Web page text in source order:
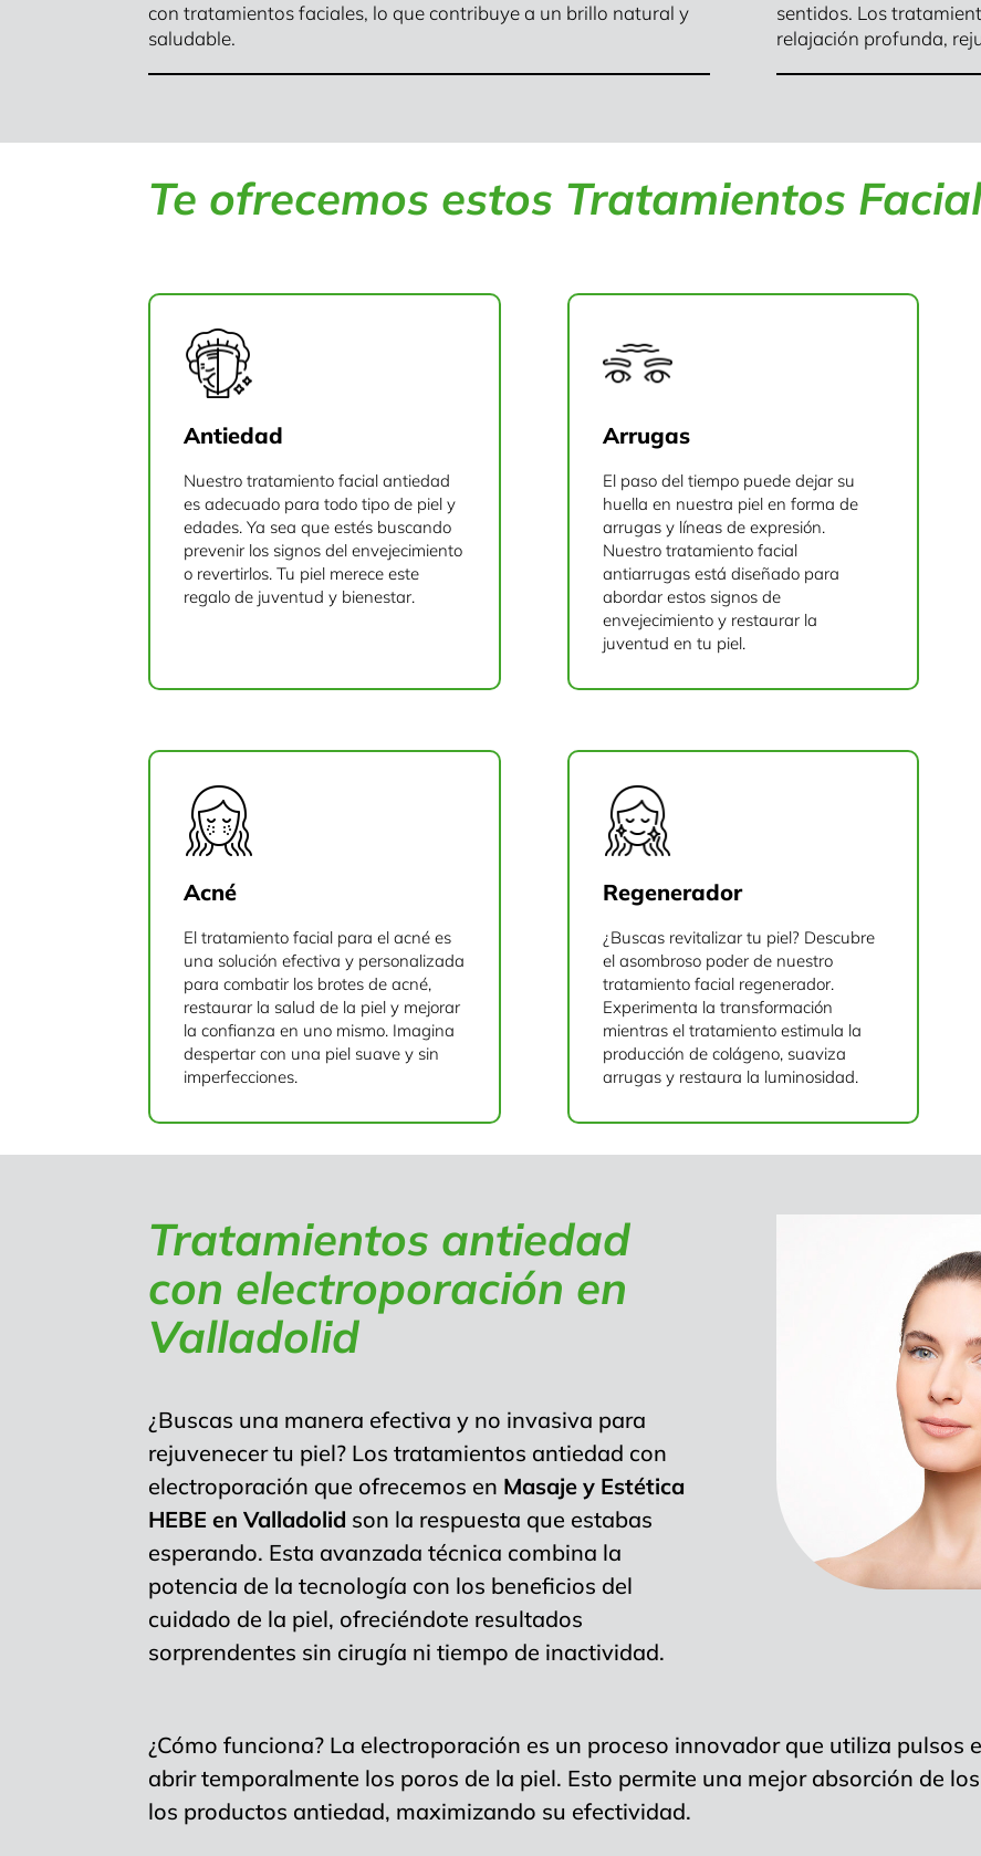
con tratamientos faciales, lo que contribuye a un brillo natural y
saludable.
sentidos. Los
relajación profunda,
Te ofrecemos estos Tratamientos
Antiedad
Nuestro tratamiento facial antiedad
es adecuado para todo tipo de piel y
edades. Ya sea que estés buscando
prevenir los signos del envejecimiento
o revertirlos. Tu piel merece este
regalo de juventud y bienestar.
Arrugas
El paso del tiempo puede dejar su
huella en nuestra piel en forma de
arrugas y líneas de expresión.
Nuestro tratamiento facial
antiarrugas está diseñado para
abordar estos signos de
envejecimiento y restaurar la
juventud en tu piel.
Acné
El tratamiento facial para el acné es
una solución efectiva y personalizada
para combatir los brotes de acné,
restaurar la salud de la piel y mejorar
la confianza en uno mismo. Imagina
despertar con una piel suave y sin
imperfecciones.
Regenerador
¿Buscas revitalizar tu piel? Descubre
el asombroso poder de nuestro
tratamiento facial regenerador.
Experimenta la transformación
mientras el tratamiento estimula la
producción de colágeno, suaviza
arrugas y restaura la luminosidad.
Tratamientos antiedad
con electroporación en
Valladolid
¿Buscas una manera efectiva y no invasiva para
rejuvenecer tu piel? Los tratamientos antiedad con
electroporación que ofrecemos en Masaje y Estética
HEBE en Valladolid son la respuesta que estabas
esperando. Esta avanzada técnica combina la
potencia de la tecnología con los beneficios del
cuidado de la piel, ofreciéndote resultados
sorprendentes sin cirugía ni tiempo de inactividad.
¿Cómo funciona? La electroporación es un proceso innovador que utiliza pulsos
abrir temporalmente los poros de la piel. Esto permite una mejor absorción de
los productos antiedad, maximizando su efectividad.